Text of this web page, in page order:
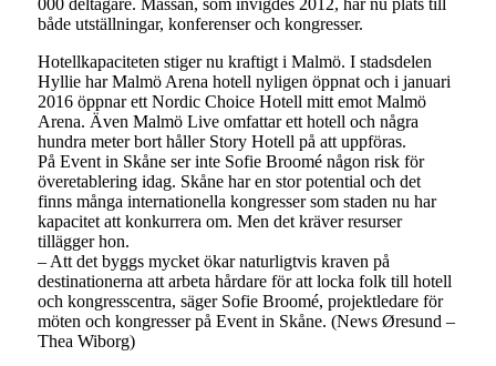
både utställningar, konferenser och kongresser.
Hotellkapaciteten stiger nu kraftigt i Malmö. I stadsdelen
Hyllie har Malmö Arena hotell nyligen öppnat och i januari
2016 öppnar ett Nordic Choice Hotell mitt emot Malmö
Arena. Även Malmö Live omfattar ett hotell och några
hundra meter bort håller Story Hotell på att uppföras.
På Event in Skåne ser inte Sofie Broomé någon risk för
överetablering idag. Skåne har en stor potential och det
finns många internationella kongresser som staden nu har
kapacitet att konkurrera om. Men det kräver resurser
tillägger hon.
– Att det byggs mycket ökar naturligtvis kraven på
destinationerna att arbeta hårdare för att locka folk till hotell
och kongresscentra, säger Sofie Broomé, projektledare för
möten och kongresser på Event in Skåne. (News Øresund –
Thea Wiborg)